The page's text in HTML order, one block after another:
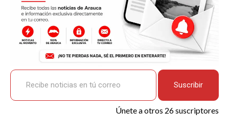
Recibe noticias en tú correo
Suscribir
Únete a otros 26 suscriptores